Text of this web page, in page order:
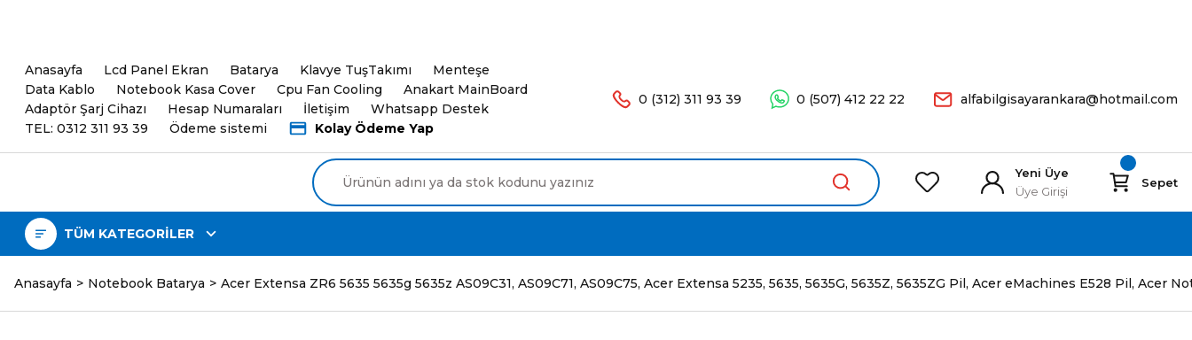
Anasayfa Lcd Panel Ekran Batarya Klavye TuşTakımı
Menteşe
Data Kablo
Notebook Kasa Cover Cpu Fan Cooling
Anakart MainBoard
Adaptör Şarj Cihazı
Hesap Numaraları İletişim
Whatsapp Destek
TEL: 0312 311 93 39
Ödeme sistemi Kolay Ödeme Yap
0 (312) 311 93 39 0 (507) 412 22 22 alfabilgisayarankara@hotmail.com
Yeni Üye
Üye Girişi
Sepet
TÜM KATEGORİLER
Anasayfa Notebook Batarya Acer Extensa ZR6 5635 5635g 5635z AS09C31, AS09C71, AS09C75, Acer Extensa 5235, 5635, 5635G, 5635Z, 5635ZG Pil, Acer eMachines E528 Pil, Acer